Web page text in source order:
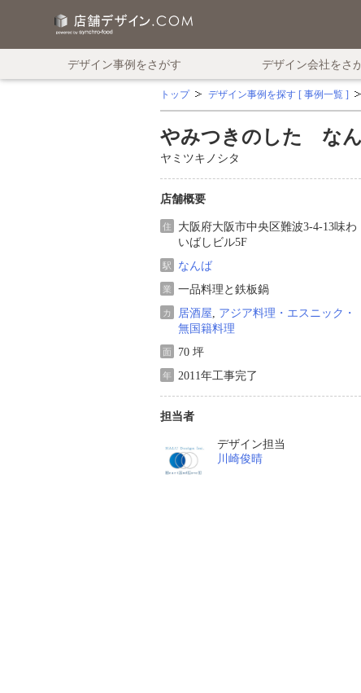
デザイン事例をさがす デザイン会社をさ
トップ デザイン事例を探す [ 事例一覧 ]
やみつきのした な
ヤミツキノシタ
店舗概要
住
大阪府大阪市中央区難波3-4-13味わ
いばしビル5F
駅 なんば
業 一品料理と鉄板鍋
カ 居酒屋, アジア料理・エスニック・
無国籍料理
面 70 坪
年 2011年工事完了
担当者
デザイン担当
川崎俊晴